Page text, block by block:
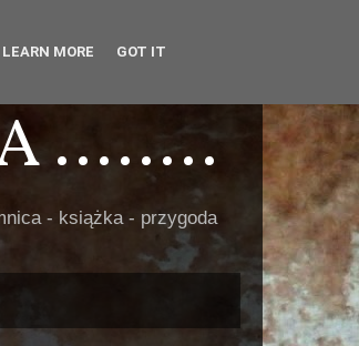
........
- książka - przygoda
LEARN MORE GOT IT